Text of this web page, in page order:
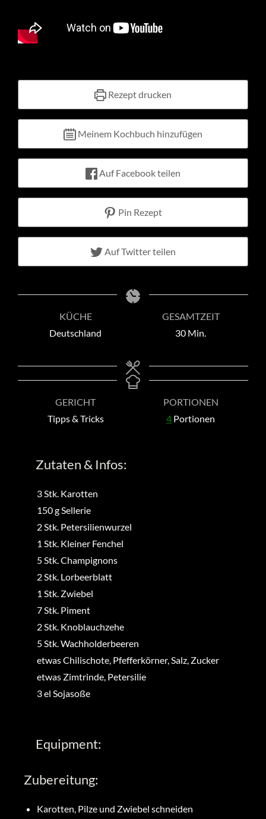
Rezept drucken
Meinem Kochbuch hinzufügen
Auf Facebook teilen
Pin Rezept
Auf Twitter teilen
KÜCHE
Deutschland
GESAMTZEIT
30Minuten
Min.
GERICHT
Tipps & Tricks
PORTIONEN
4 Portionen
Zutaten & Infos:
3Stk. Karotten
150gSellerie
2Stk. Petersilienwurzel
1 Stk. Kleiner Fenchel
5Stk.Champignons
2Stk. Lorbeerblatt
1 Stk. Zwiebel
7Stk. Piment
2Stk. Knoblauchzehe
5Stk.Wachholderbeeren
etwasChilischote, Pfefferkörner, Salz, Zucker
etwas Zimtrinde, Petersilie
3el Sojasoße
Equipment:
Zubereitung:
Karotten, Pilze und Zwiebel schneiden